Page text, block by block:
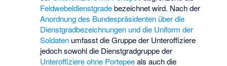
Feldwebeldienstgradebezeichnet wird. Nach der
Anordnung des Bundespräsidenten über die
Dienstgradbezeichnungen und die Uniform der
Soldaten umfasst die Gruppe der Unteroffiziere
jedoch sowohl die Dienstgradgruppe der
Unteroffiziere ohne Portepeeals auch die